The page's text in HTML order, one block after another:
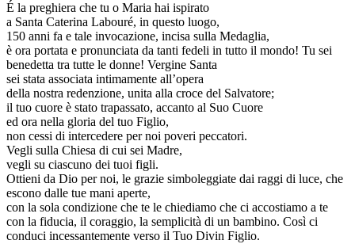
É la preghiera che tu o Maria hai ispirato
a Santa Caterina Labouré, in questo luogo,
150 anni fa e tale invocazione, incisa sulla Medaglia,
è ora portata e pronunciata da tanti fedeli in tutto il mondo! Tu sei
benedetta tra tutte le donne! Vergine Santa
sei stata associata intimamente all’opera
della nostra redenzione, unita alla croce del Salvatore;
il tuo cuore è stato trapassato, accanto al Suo Cuore
ed ora nella gloria del tuo Figlio,
non cessi di intercedere per noi poveri peccatori.
Vegli sulla Chiesa di cui sei Madre,
vegli su ciascuno dei tuoi figli.
Ottieni da Dio per noi, le grazie simboleggiate dai raggi di luce, che
escono dalle tue mani aperte,
con la sola condizione che te le chiediamo che ci accostiamo a te
con la fiducia, il coraggio, la semplicità di un bambino. Così ci
conduci incessantemente verso il Tuo Divin Figlio.